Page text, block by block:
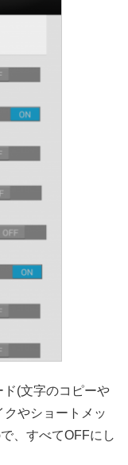
(文字のコピーや
やショートメッ
、すべてOFFにし